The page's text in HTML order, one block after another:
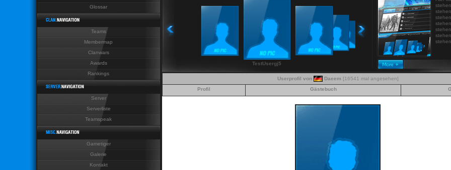
Glossar
Teams
Membermap
Clanwars
Awards
Rankings
Server
Serverliste
Teamspeak
Gametiger
Galerie
Kontakt
TestUsergj5
Userprofil von Daeem [16541 mal angesehen]
Profil
Gästebuch